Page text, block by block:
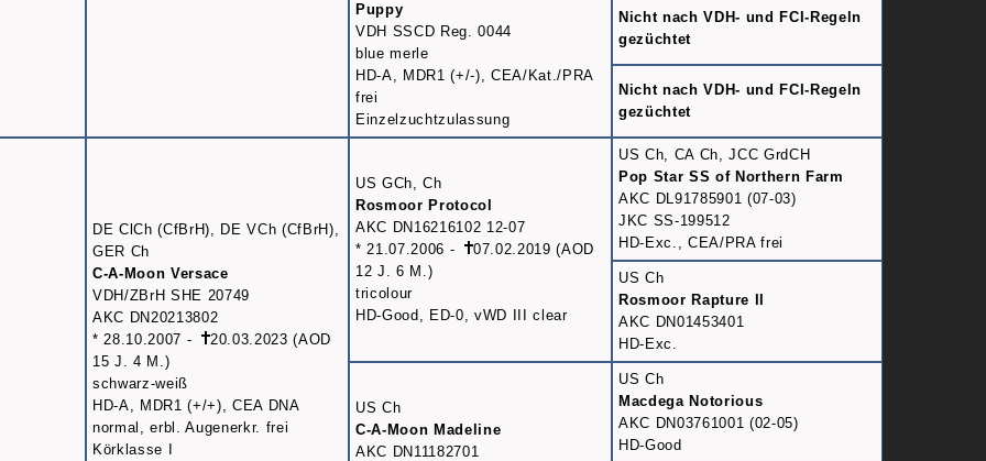
Puppy
VDH SSCD Reg. 0044
blue merle
HD-A, MDR1 (+/-), CEA/Kat./PRA
frei
Einzelzuchtzulassung
Nicht nach VDH- und FCI-Regeln
gezüchtet
Nicht nach VDH- und FCI-Regeln
gezüchtet
DE ClCh (CfBrH), DE VCh (CfBrH),
GER Ch
C-A-Moon Versace
VDH/ZBrH SHE 20749
AKC DN20213802
* 28.10.2007 -
20.03.2023 (AOD
15 J. 4 M.)
schwarz-weiß
HD-A, MDR1 (+/+), CEA DNA
normal, erbl. Augenerkr. frei
Körklasse I
US GCh, Ch
Rosmoor Protocol
AKC DN16216102 12-07
* 21.07.2006 -
07.02.2019 (AOD
12 J. 6 M.)
tricolour
HD-Good, ED-0, vWD III clear
US Ch, CA Ch, JCC GrdCH
Pop Star SS of Northern Farm
AKC DL91785901 (07-03)
JKC SS-199512
HD-Exc., CEA/PRA frei
US Ch
Rosmoor Rapture II
AKC DN01453401
HD-Exc.
US Ch
C-A-Moon Madeline
AKC DN11182701
US Ch
Macdega Notorious
AKC DN03761001 (02-05)
HD-Good